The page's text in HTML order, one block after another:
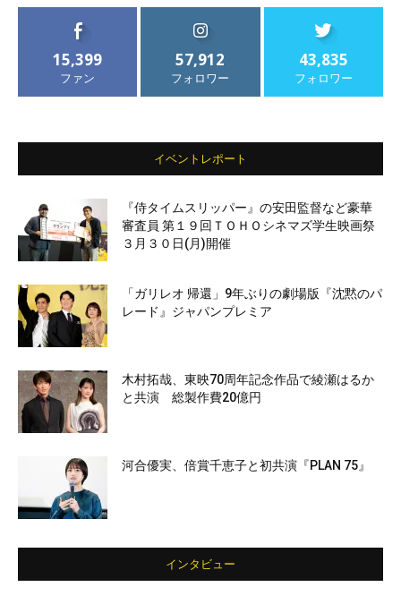
15,399
ファン
57,912
フォロワー
43,835
フォロワー
イベントレポート
『侍タイムスリッパー』の安田監督など豪華
審査員 第１９回ＴＯＨＯシネマズ学生映画祭
３月３０日(月)開催
「ガリレオ 帰還」9年ぶりの劇場版『沈黙のパ
レード』ジャパンプレミア
木村拓哉、東映70周年記念作品で綾瀬はるか
と共演 総製作費20億円
河合優実、倍賞千恵子と初共演『PLAN 75』
インタビュー